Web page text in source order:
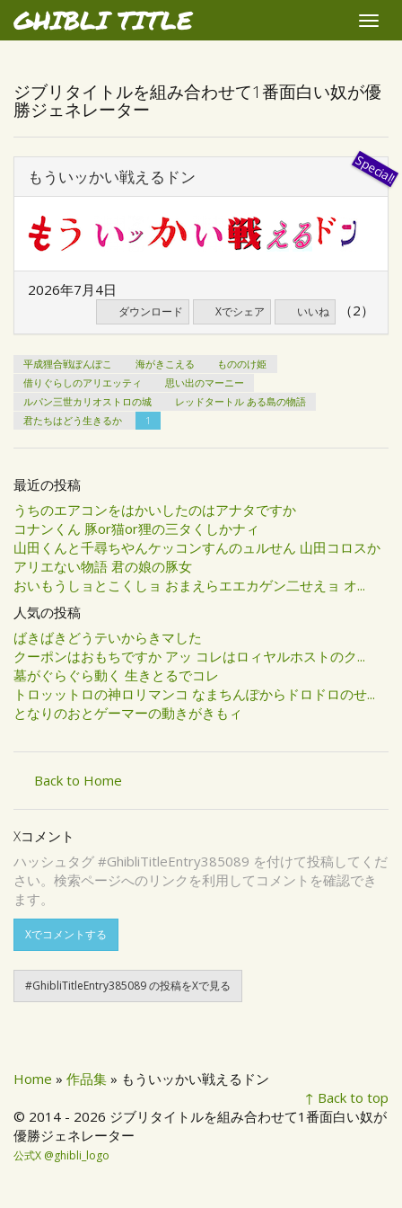
GHIBLI TITLE
Toggle
ジブリタイトルを組み合わせて1番面白い奴が優
勝ジェネレーター
もういッかい戦えるドン
2026年7月4日
ダウンロード Xでシェア いいね （2）
平成狸合戦ぽんぽこ 海がきこえる
もののけ姫
借りぐらしのアリエッティ
思い出のマーニー
ルパン三世カリオストロの城
レッドタートル ある島の物語
君たちはどう生きるか
1
最近の投稿
うちのエアコンをはかいしたのはアナタですか
コナンくん 豚or猫or狸の三タくしかナィ
山田くんと千尋ちやんケッコンすんのュルせん 山田コロスか
アリエない物語 君の娘の豚女
おいもうしョとこくしョ おまえらエエカゲン二せえョ オ...
人気の投稿
ばきばきどうテいからきマした
クーポンはおもちですか アッ コレはロィヤルホストのク...
墓がぐらぐら動く 生きとるでコレ
トロッットロの神ロリマンコ なまちんぽからドロドロのせ...
となりのおとゲーマーの動きがきもィ
Back to Home
Xコメント
ハッシュタグ #GhibliTitleEntry385089 を付けて投稿してくだ
さい。検索ページへのリンクを利用してコメントを確認でき
ます。
Xでコメントする
#GhibliTitleEntry385089 の投稿をXで見る
Home » 作品集 » もういッかい戦えるドン
↑ Back to top
© 2014 - 2026 ジブリタイトルを組み合わせて1番面白い奴が
優勝ジェネレーター
公式X @ghibli_logo